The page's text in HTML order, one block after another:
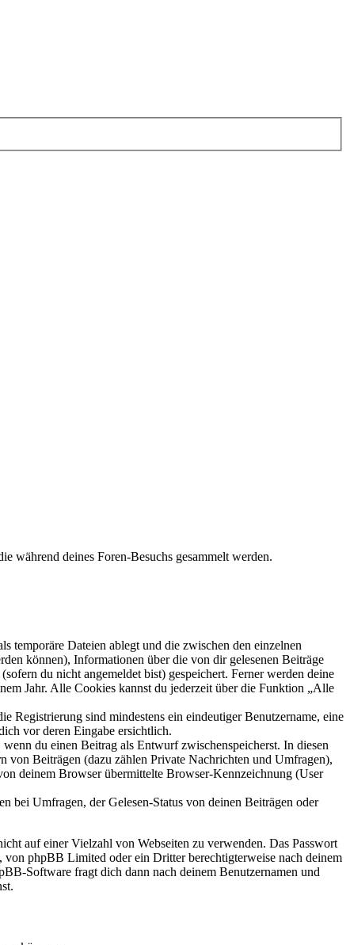
während deines Foren-Besuchs gesammelt werden.
temporäre Dateien ablegt und die zwischen den einzelnen
können), Informationen über die von dir gelesenen Beiträge
du nicht angemeldet bist) gespeichert. Ferner werden deine
Jahr. Alle Cookies kannst du jederzeit über die Funktion „Alle
Registrierung sind mindestens ein eindeutiger Benutzername, eine
vor deren Eingabe ersichtlich.
du einen Beitrag als Entwurf zwischenspeicherst. In diesen
Beiträgen (dazu zählen Private Nachrichten und Umfragen),
deinem Browser übermittelte Browser-Kennzeichnung (User
bei Umfragen, der Gelesen-Status von deinen Beiträgen oder
auf einer Vielzahl von Webseiten zu verwenden. Das Passwort
von phpBB Limited oder ein Dritter berechtigterweise nach deinem
Software fragt dich dann nach deinem Benutzernamen und